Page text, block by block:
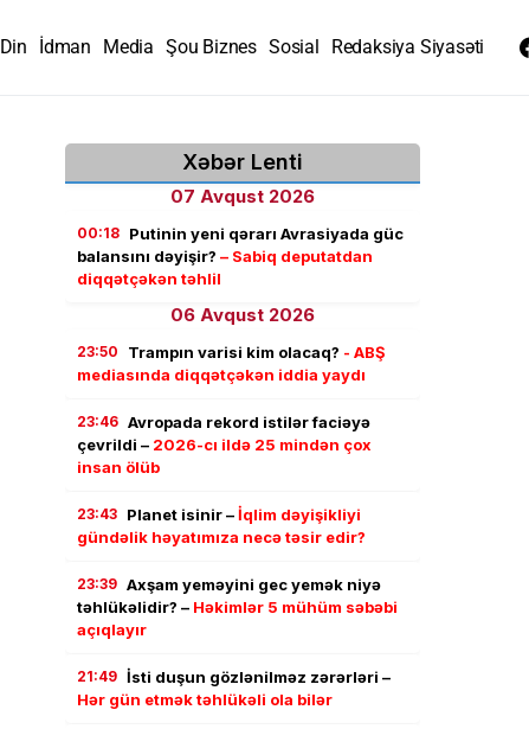
Din İdman Media Şou Biznes Sosial Redaksiya Siyasəti
Xəbər Lenti
07 Avqust 2026
00:18 Putinin yeni qərarı Avrasiyada güc
balansını dəyişir? – Sabiq deputatdan
diqqətçəkən təhlil
06 Avqust 2026
23:50 Trampın varisi kim olacaq? - ABŞ
mediasında diqqətçəkən iddia yaydı
23:46 Avropada rekord istilər faciəyə
çevrildi – 2026-cı ildə 25 mindən çox
insan ölüb
23:43 Planet isinir –İqlim dəyişikliyi
gündəlik həyatımıza necə təsir edir?
23:39 Axşam yeməyini gec yemək niyə
təhlükəlidir? – Həkimlər 5 mühüm səbəbi
açıqlayır
21:49 İsti duşun gözlənilməz zərərləri –
Hər gün etmək təhlükəli ola bilər